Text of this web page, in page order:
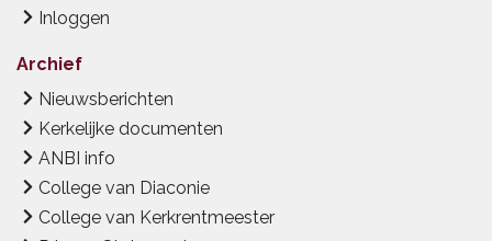
Inloggen
Archief
Nieuwsberichten
Kerkelijke documenten
ANBI info
College van Diaconie
College van Kerkrentmeester